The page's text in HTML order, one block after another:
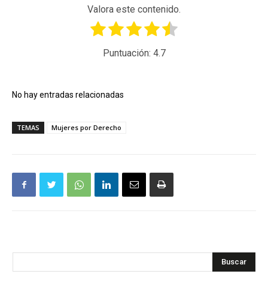
Valora este contenido.
Puntuación: 4.7
No hay entradas relacionadas
TEMAS Mujeres por Derecho
Buscar